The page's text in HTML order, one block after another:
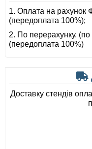
1. Оплата на рахунок
(передоплата 100%);
2. По перерахунку. (по
(передоплата 100%)
Доставку стендів